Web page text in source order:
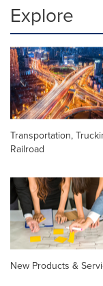
Explore
Transportation,
Railroad
New Products &